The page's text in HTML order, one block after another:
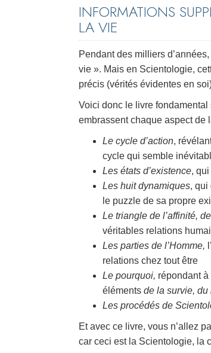
INFORMATIONS
LA VIE
Pendant des milliers d’années,
vie ». Mais en Scientologie,
précis (vérités évidentes en
Voici donc le livre
embrassent chaque aspect de
Le cycle d’action,
cycle qui semble
Les états d’existence,
Les huit dynamiques, qui
le puzzle de sa propre
Le triangle de l’affinité,
véritables relations
Les parties de l’Homme,
relations chez tout être
Le pourquoi, répondant
éléments de la survie, du
Les procédés de
Et avec ce livre, vous n’allez
car ceci est la Scientologie, la